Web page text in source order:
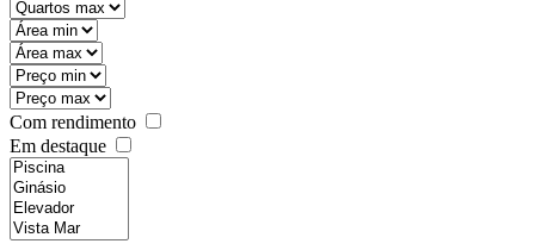
Com rendimento
Em destaque